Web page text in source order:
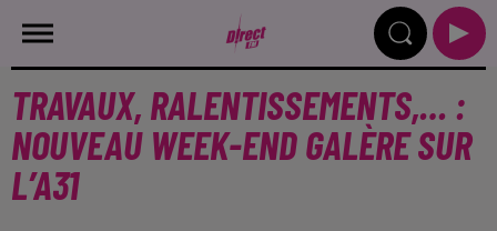
TRAVAUX, RALENTISSEMENTS,… :
NOUVEAU WEEK-END GALÈRE SUR
L’A31